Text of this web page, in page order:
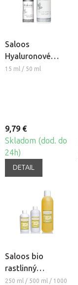
Saloos
Hyaluronové
sérum
15 ml / 50 ml
9,79 €
Skladom (dod. do
24h)
DETAIL
Saloos bio
rastlinný
masážny olej -
250 ml / 500 ml / 1000